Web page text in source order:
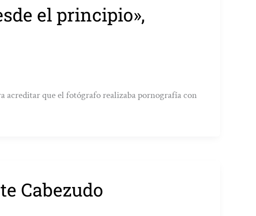
el principio»,
acreditar que el fotógrafo realizaba pornografía con
Cabezudo